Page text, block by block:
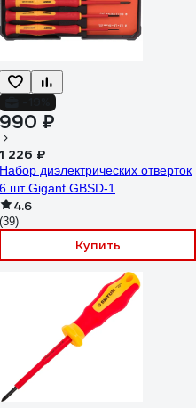
990 ₽
1 226 ₽
Набор диэлектрических отверток
6 шт Gigant GBSD-1
4.6
(39)
Купить